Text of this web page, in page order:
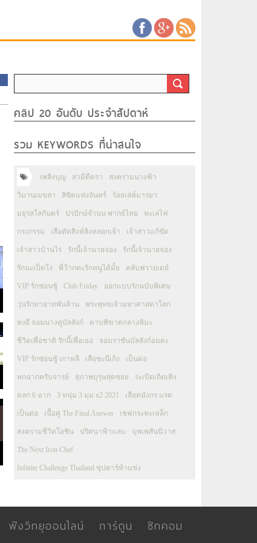
คลิป 20 อันดับ ประจำสัปดาห์
รวม KEYWORDS ที่น่าสนใจ
เพลิงบุญ สามีตีตรา สงครามนางฟ้า
วิมานเมขลา ลิขิตแห่งจันทร์ ร้อยเล่ห์มารยา
มธุรสโลกันตร์ ปรปักษ์จำนน พากย์ไทย ทะเลไฟ
กรงกรรม เสือตัดสิงห์ลิงหลอกเจ้า เจ้าสาวแก้ขัด
เจ้าสาวบ้านไร่ รักนี้เจ้านายจอง รักนี้เจ้านายจอง
รักนะเป็ดโง่ พี่ว้ากคะรักหนูได้มั้ย คลับฟรายเดย์
VIP รักซ่อนชู้ Club Friday ออกแบบรักฉบับพิเศษ
วุ่นรักทายาทพันล้าน พระพุทธเจ้ามหาศาสดาโลก
ทงอี จอมนางคู่บัลลังก์ ดาบพิฆาตกลางหิมะ
ชีวิตเพื่อชาติ รักนี้เพื่อเธอ จอมราชันบัลลังก์อมตะ
VIP รักซ่อนชู้ เกาหลี เสือชะนีเก้ง เป็นต่อ
หกฉากครับจารย์ สุภาพบุรุษสุดซอย ระเบิดเถิดเทิง
ตลก 6 ฉาก 3 หนุ่ม 3 มุม x2 2021 เลือดมังกร แรด
เป็นต่อ เนื้อคู่ The Final Answer เชฟกระทะเหล็ก
สงครามชีวิตโอชิน ปริศนาฟ้าแลบ บุพเพสันนิวาส
The Next Iron Chef
Infinite Challenge Thailand ซุปตาร์ท้าแข่ง
ฟังวิทยุออนไลน์ การ์ตูน ซิทคอม